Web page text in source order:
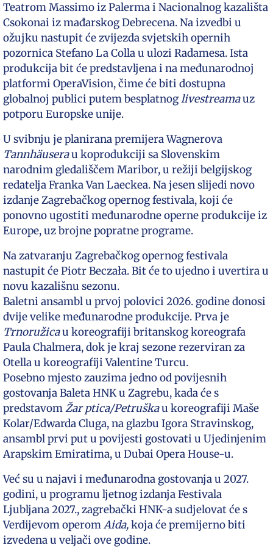
Teatrom Massimo iz Palerma i Nacionalnog kazališta
Csokonai iz mađarskog Debrecena. Na izvedbi u
ožujku nastupit će zvijezda svjetskih opernih
pozornica Stefano La Colla u ulozi Radamesa. Ista
produkcija bit će predstavljena i na međunarodnoj
platformi OperaVision, čime će biti dostupna
globalnoj publici putem besplatnoglivestreamauz
potporu Europske unije.
U svibnju je planirana premijera Wagnerova
Tannhäuserau koprodukciji sa Slovenskim
narodnim gledališčem Maribor, u režiji belgijskog
redatelja Franka Van Laeckea. Na jesen slijedi novo
izdanje Zagrebačkog opernog festivala, koji će
ponovno ugostiti međunarodne operne produkcije iz
Europe, uz brojne popratne programe.
Na zatvaranju Zagrebačkog opernog festivala
nastupit će Piotr Beczała. Bit će to ujedno i uvertira u
novu kazališnu sezonu.
Baletni ansambl u prvoj polovici 2026. godine donosi
dvije velike međunarodne produkcije. Prva je
Trnoružicau koreografiji britanskog koreografa
Paula Chalmera, dok je kraj sezone rezerviran za
Otella u koreografiji Valentine Turcu.
Posebno mjesto zauzima jedno od povijesnih
gostovanja Baleta HNK u Zagrebu, kada će s
predstavomŽar ptica/Petruškau koreografiji Maše
Kolar/Edwarda Cluga, na glazbu Igora Stravinskog,
ansambl prvi put u povijesti gostovati u Ujedinjenim
Arapskim Emiratima, u Dubai Opera House-u.
Već su u najavi i međunarodna gostovanja u 2027.
godini, u programu ljetnog izdanja Festivala
Ljubljana 2027., zagrebački HNK-a sudjelovat će s
Verdijevom operomAida,koja će premijerno biti
izvedena u veljači ove godine.